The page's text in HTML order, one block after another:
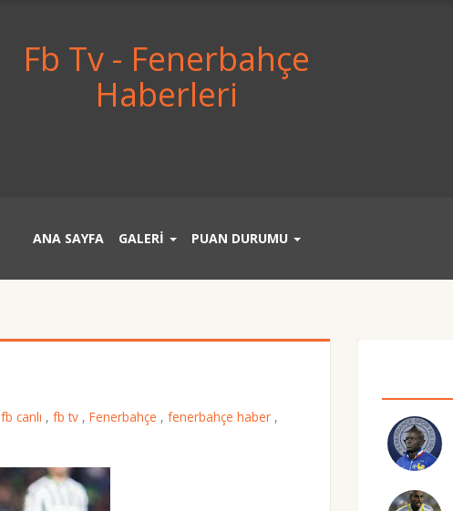
Fb Tv - Fenerbahçe
Haberleri
ANA SAYFA GALERİ PUAN DURUMU
fb canlı , fb tv , Fenerbahçe , fenerbahçe haber ,